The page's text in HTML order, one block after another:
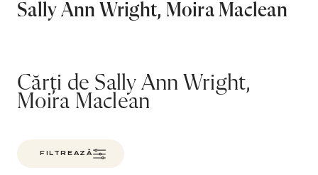
Sally Ann Wright, Moira Maclean
Cărți de Sally Ann Wright,
Moira Maclean
FILTREAZĂ